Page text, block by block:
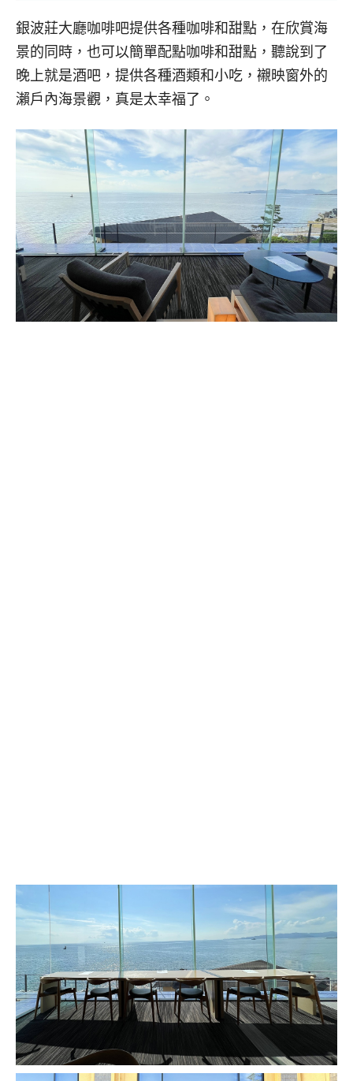
銀波莊大廳咖啡吧提供各種咖啡和甜點，在欣賞海
景的同時，也可以簡單配點咖啡和甜點，聽說到了
晚上就是酒吧，提供各種酒類和小吃，襯映窗外的
瀨戶內海景觀，真是太幸福了。